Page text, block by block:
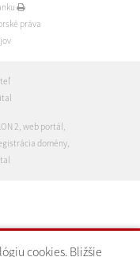
cookies. Bližšie
práva
2, web portál ,
domény,